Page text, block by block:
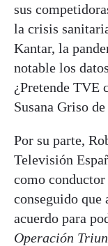
sus
la crisis
Kantar, la
notable los
¿Pretende TVE
Susana Griso
Por su parte,
Televisión
como conductor
conseguido que
acuerdo para
Operación